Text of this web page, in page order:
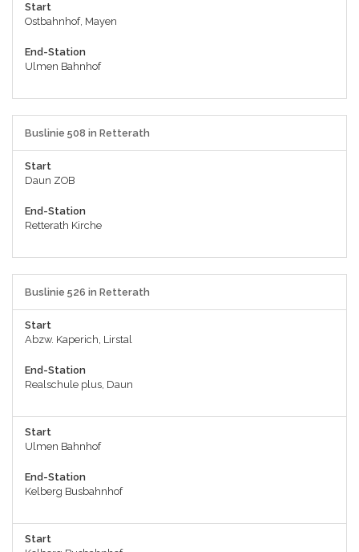
Start
Ostbahnhof, Mayen
End-Station
Ulmen Bahnhof
Buslinie 508 in Retterath
Start
Daun ZOB
End-Station
Retterath Kirche
Buslinie 526 in Retterath
Start
Abzw. Kaperich, Lirstal
End-Station
Realschule plus, Daun
Start
Ulmen Bahnhof
End-Station
Kelberg Busbahnhof
Start